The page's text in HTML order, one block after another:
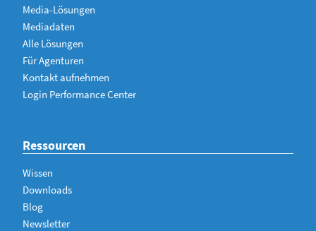
Media-Lösungen
Mediadaten
Alle Lösungen
Für Agenturen
Kontakt aufnehmen
Login Performance Center
Ressourcen
Wissen
Downloads
Blog
Newsletter